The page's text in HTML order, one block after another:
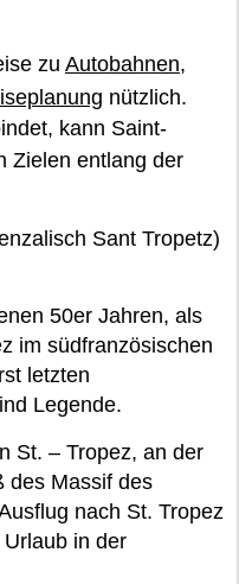
zu Autobahnen,
nützlich.
kann Saint-
Zielen entlang der
Sant Tropetz)
50er Jahren, als
im südfranzösischen
letzten
Legende.
St. – Tropez, an der
des Massif des
nach St. Tropez
in der